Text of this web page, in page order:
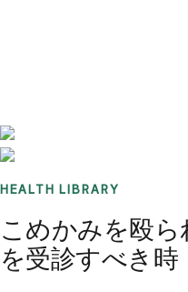
HEALTH LIBRARY
こめかみを殴
を受診すべき時